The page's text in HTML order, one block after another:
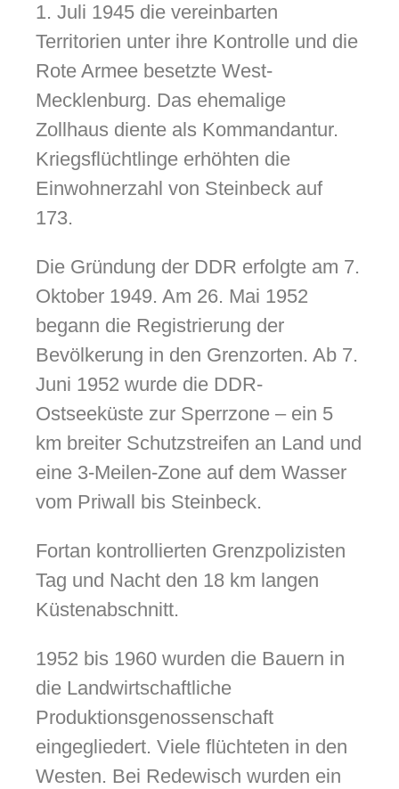
1. Juli 1945 die vereinbarten
Territorien unter ihre Kontrolle und die
Rote Armee besetzte West-
Mecklenburg. Das ehemalige
Zollhaus diente als Kommandantur.
Kriegsflüchtlinge erhöhten die
Einwohnerzahl von Steinbeck auf
173.
Die Gründung der DDR erfolgte am 7.
Oktober 1949. Am 26. Mai 1952
begann die Registrierung der
Bevölkerung in den Grenzorten. Ab 7.
Juni 1952 wurde die DDR-
Ostseeküste zur Sperrzone – ein 5
km breiter Schutzstreifen an Land und
eine 3-Meilen-Zone auf dem Wasser
vom Priwall bis Steinbeck.
Fortan kontrollierten Grenzpolizisten
Tag und Nacht den 18 km langen
Küstenabschnitt.
1952 bis 1960 wurden die Bauern in
die Landwirtschaftliche
Produktionsgenossenschaft
eingegliedert. Viele flüchteten in den
Westen. Bei Redewisch wurden ein